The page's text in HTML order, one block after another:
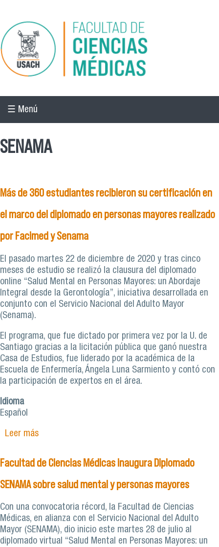
Pasar al contenido principal
☰ Menú
SENAMA
Más de 360 estudiantes recibieron su certificación en
el marco del diplomado en personas mayores realizado
por Facimed y Senama
El pasado martes 22 de diciembre de 2020 y tras cinco
meses de estudio se realizó la clausura del diplomado
online “Salud Mental en Personas Mayores: un Abordaje
Integral desde la Gerontología”, iniciativa desarrollada en
conjunto con el Servicio Nacional del Adulto Mayor
(Senama).
El programa, que fue dictado por primera vez por la U. de
Santiago gracias a la licitación pública que ganó nuestra
Casa de Estudios, fue liderado por la académica de la
Escuela de Enfermería, Ángela Luna Sarmiento y contó con
la participación de expertos en el área.
Idioma
Español
Leer mássobre Más de 360 estudiantes recibieron su
personas mayores realizado por Facimed y
Senama
Facultad de Ciencias Médicas inaugura Diplomado
SENAMA sobre salud mental y personas mayores
Con una convocatoria récord, la Facultad de Ciencias
Médicas, en alianza con el Servicio Nacional del Adulto
Mayor (SENAMA), dio inicio este martes 28 de julio al
diplomado virtual “Salud Mental en Personas Mayores: un